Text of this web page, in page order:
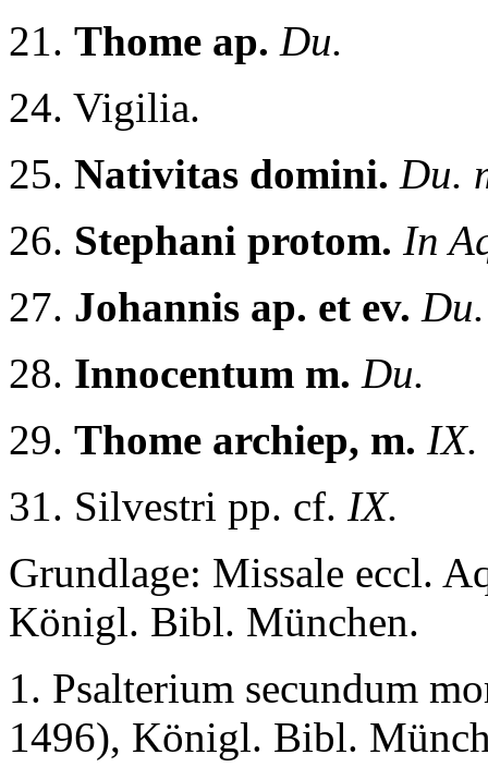
21. Thome ap. Du.
24. Vigilia.
25. Nativitas domini. Du.
26. Stephani protom. In
27. Johannis ap. et ev.
28. Innocentum m. Du.
29. Thome archiep, m. IX.
31. Silvestri pp. cf. IX.
Grundlage: Missale eccl.
Königl. Bibl. München.
1. Psalterium secundum
1496), Königl. Bibl.